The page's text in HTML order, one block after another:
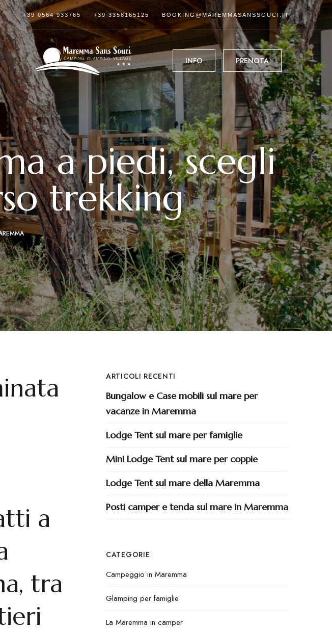
+39 0564 933765 +39 3358165125 BOOKING@MAREMMASANSSOUCI.IT
INFO PRENOTA
a piedi, scegli
trekking
a
tra
ARTICOLI RECENTI
Bungalow e Case mobili sul mare per
vacanze in Maremma
Lodge Tent sul mare per famiglie
Mini Lodge Tent sul mare per coppie
Lodge Tent sul mare della Maremma
Posti camper e tenda sul mare in Maremma
CATEGORIE
Campeggio in Maremma
Glamping per famiglie
La Maremma in camper